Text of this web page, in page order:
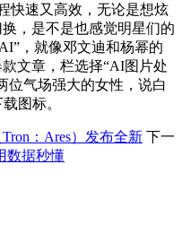
快速又高效，无论是想炫
，是不是也感觉明星们的
，就像邓文迪和杨幂的
文章，栏选择“AI图片处
位气场强大的女性，说白
图标。
：Ares）发布全新 下一
数据秒懂